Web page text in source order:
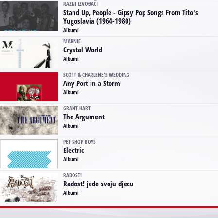
RAZNI IZVOĐAČI
Stand Up, People - Gipsy Pop Songs From Tito's
Yugoslavia (1964-1980)
Albumi
MARNIE
Crystal World
Albumi
SCOTT & CHARLENE'S WEDDING
Any Port in a Storm
Albumi
GRANT HART
The Argument
Albumi
PET SHOP BOYS
Electric
Albumi
RADOST!
Radost! jede svoju djecu
Albumi